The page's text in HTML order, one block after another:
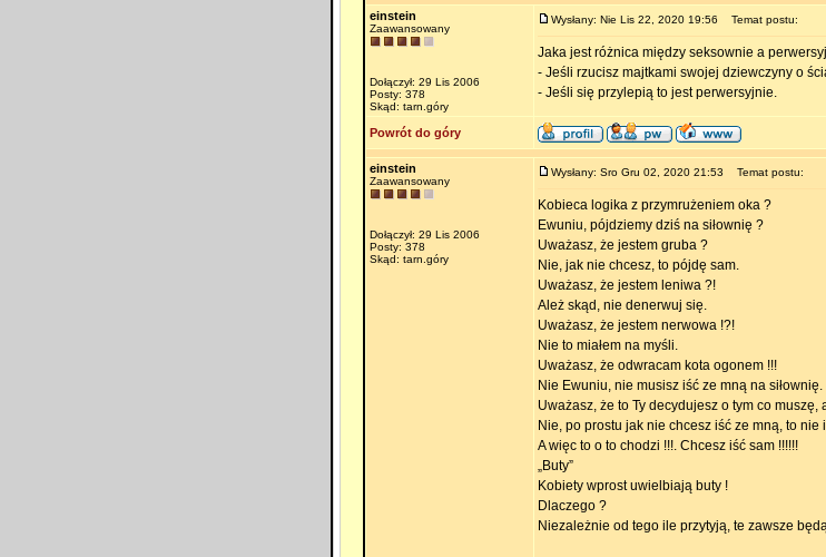
einstein
Zaawansowany
Dołączył: 29 Lis 2006
Posty: 378
Skąd: tarn.góry
Wysłany: Nie Lis 22, 2020 19:56 Temat postu:
Jaka jest różnica między seksownie a
- Jeśli rzucisz majtkami swojej dziewczyny o
- Jeśli się przylepią to jest perwersyjnie.
Powrót do góry
einstein
Zaawansowany
Dołączył: 29 Lis 2006
Posty: 378
Skąd: tarn.góry
Wysłany: Sro Gru 02, 2020 21:53 Temat postu:
Kobieca logika z przymrużeniem oka ?
Ewuniu, pójdziemy dziś na siłownię ?
Uważasz, że jestem gruba ?
Nie, jak nie chcesz, to pójdę sam.
Uważasz, że jestem leniwa ?!
Ależ skąd, nie denerwuj się.
Uważasz, że jestem nerwowa !?!
Nie to miałem na myśli.
Uważasz, że odwracam kota ogonem !!!
Nie Ewuniu, nie musisz iść ze mną na siłownię.
Uważasz, że to Ty decydujesz o tym co muszę,
Nie, po prostu jak nie chcesz iść ze mną, to nie
A więc to o to chodzi !!!. Chcesz iść sam !!!!!!
„Buty”
Kobiety wprost uwielbiają buty !
Dlaczego ?
Niezależnie od tego ile przytyją, te zawsze